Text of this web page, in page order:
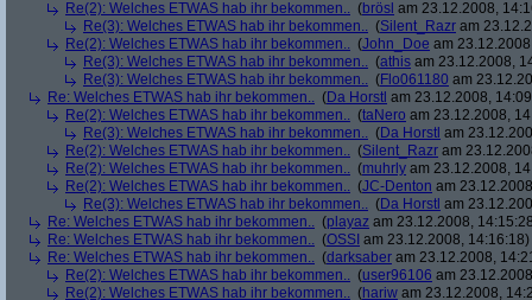
Re(2): Welches ETWAS hab ihr bekommen.. (brösl am 23.12.2008,
Re(3): Welches ETWAS hab ihr bekommen.. (Silent_Razr am
Re(2): Welches ETWAS hab ihr bekommen.. (John_Doe am
Re(3): Welches ETWAS hab ihr bekommen.. (athis am 23.12.2008,
Re(3): Welches ETWAS hab ihr bekommen.. (Flo061180 am
Re: Welches ETWAS hab ihr bekommen.. (Da Horstl am 23.12.2008,
Re(2): Welches ETWAS hab ihr bekommen.. (taNero am 23.12.2008,
Re(3): Welches ETWAS hab ihr bekommen.. (Da Horstl am
Re(2): Welches ETWAS hab ihr bekommen.. (Silent_Razr am
Re(2): Welches ETWAS hab ihr bekommen.. (muhrly am 23.12.2008,
Re(2): Welches ETWAS hab ihr bekommen.. (JC-Denton am
Re(3): Welches ETWAS hab ihr bekommen.. (Da Horstl am
Re: Welches ETWAS hab ihr bekommen.. (playaz am 23.12.2008,
Re: Welches ETWAS hab ihr bekommen.. (OSSI am 23.12.2008, 14:16:18)
Re: Welches ETWAS hab ihr bekommen.. (darksaber am 23.12.2008,
Re(2): Welches ETWAS hab ihr bekommen.. (user96106 am
Re(2): Welches ETWAS hab ihr bekommen.. (hariw am 23.12.2008,